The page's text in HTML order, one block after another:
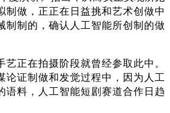
制做，正正在日益挑和艺术创做中
制制的，确认人工智能所创制的做
正在拍摄阶段就曾经参取此中。
论证制做和发觉过程中，因为人工
语料，人工智能短剧赛道合作日趋